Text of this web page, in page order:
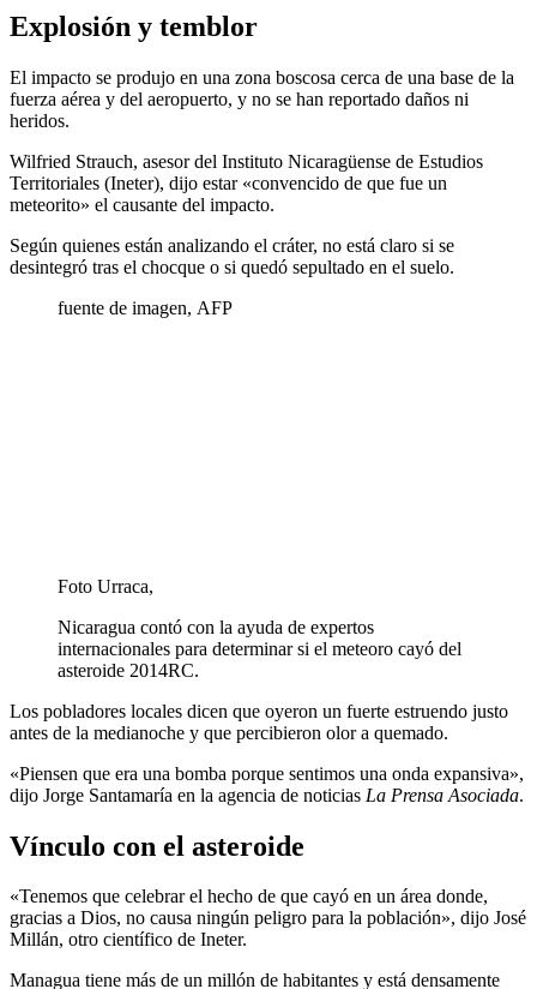
Explosión y temblor
El impacto se produjo en una zona boscosa cerca de una base de la
fuerza aérea y del aeropuerto, y no se han reportado daños ni
heridos.
Wilfried Strauch, asesor del Instituto Nicaragüense de Estudios
Territoriales (Ineter), dijo estar «convencido de que fue un
meteorito» el causante del impacto.
Según quienes están analizando el cráter, no está claro si se
desintegró tras el chocque o si quedó sepultado en el suelo.
fuente de imagen, AFP
Foto Urraca,
Nicaragua contó con la ayuda de expertos
internacionales para determinar si el meteoro cayó del
asteroide 2014RC.
Los pobladores locales dicen que oyeron un fuerte estruendo justo
antes de la medianoche y que percibieron olor a quemado.
«Piensen que era una bomba porque sentimos una onda expansiva»,
dijo Jorge Santamaría en la agencia de noticias La Prensa Asociada.
Vínculo con el asteroide
«Tenemos que celebrar el hecho de que cayó en un área donde,
gracias a Dios, no causa ningún peligro para la población», dijo José
Millán, otro científico de Ineter.
Managua tiene más de un millón de habitantes y está densamente